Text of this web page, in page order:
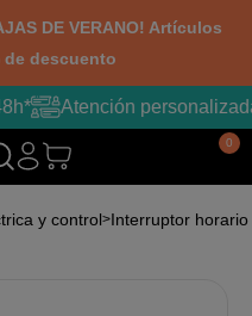
DE VERANO! Artículos
de descuento
Atención
0
y control Interruptor